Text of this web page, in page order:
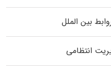
بین الملل
انتظامی